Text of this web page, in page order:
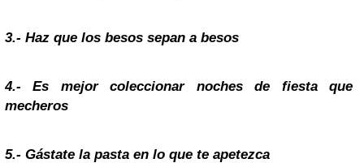
3.- Haz que los besos sepan a besos
4.- Es mejor coleccionar noches de fiesta que
mecheros
5.- Gástate la pasta en lo que te apetezca